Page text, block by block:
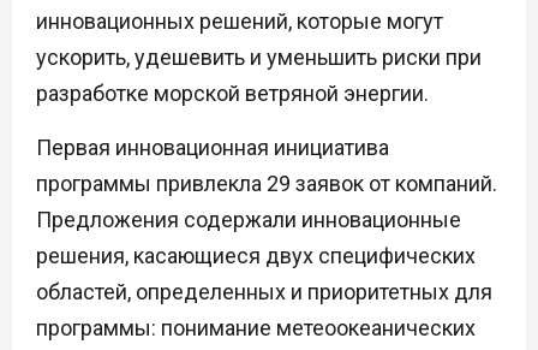
инновационных решений, которые могут
ускорить, удешевить и уменьшить риски при
разработке морской ветряной энергии.
Первая инновационная инициатива
программы привлекла 29 заявок от компаний.
Предложения содержали инновационные
решения, касающиеся двух специфических
областей, определенных и приоритетных для
программы: понимание метеоокеанических